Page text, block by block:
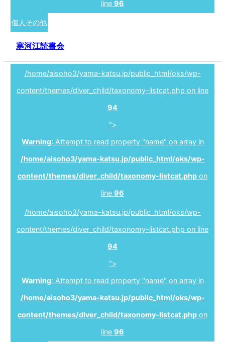
line 96
個人その他
寒河江読書会
/home/aisoho3/yama-katsu.jp/public_html/oks/wp-
content/themes/diver_child/taxonomy-listcat.php on line
94
">
Warning: Attempt to read property "name" on array in
/home/aisoho3/yama-katsu.jp/public_html/oks/wp-
content/themes/diver_child/taxonomy-listcat.php on
line 96
/home/aisoho3/yama-katsu.jp/public_html/oks/wp-
content/themes/diver_child/taxonomy-listcat.php on line
94
">
Warning: Attempt to read property "name" on array in
/home/aisoho3/yama-katsu.jp/public_html/oks/wp-
content/themes/diver_child/taxonomy-listcat.php on
line 96